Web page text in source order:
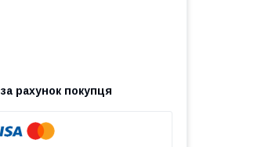
за рахунок покупця